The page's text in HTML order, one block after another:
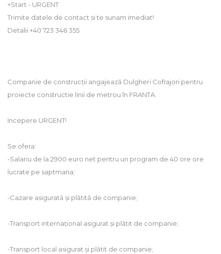
+Start - URGENT
Trimite datele de contact si te sunam imediat!
Detalii +40 723 346 355
Companie de construcții angajează Dulgheri Cofrajori pentru
proiecte constructie linii de metrou în FRANTA.
Incepere URGENT!
Se ofera:
-Salariu de la 2900 euro net pentru un program de 40 ore ore
lucrate pe saptmana;
-Cazare asigurată și plătită de companie;
-Transport internațional asigurat și plătit de companie;
-Transport local asigurat și plătit de companie;